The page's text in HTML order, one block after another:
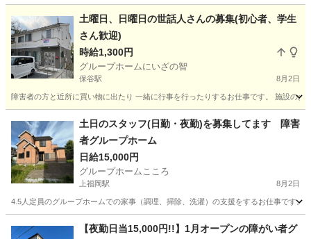
土曜日、日曜日の世話人さんの募集(初心者、学生
さん歓迎)
時給1,300円
グループホームにいざの智
保谷駅 8月2日
障害者の方と近所に買い物に出たり 一緒に行事を行ったりするお仕事です。 施設の
保谷駅 世話人
土日のスタッフ(日勤・夜勤)を募集してます 障害
者グループホーム
日給15,000円
グループホームこころ
上福岡駅 8月2日
4.5人定員のグループホームでの家事（調理、掃除、洗濯）の支援をするお仕事です
ふじみ野市 上福岡駅 福祉
【夜勤日当15,000円!!】1月オープンの障がい者グ